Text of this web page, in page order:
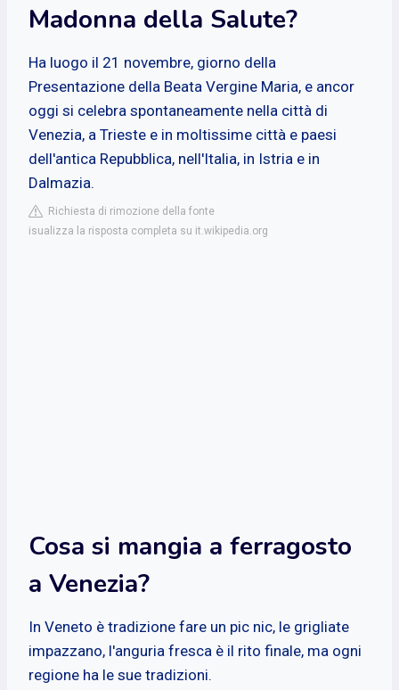
Madonna della Salute?
Ha luogo il 21 novembre, giorno della
Presentazione della Beata Vergine Maria, e ancor
oggi si celebra spontaneamente nella città di
Venezia, a Trieste e in moltissime città e paesi
dell'antica Repubblica, nell'Italia, in Istria e in
Dalmazia.
Richiesta di rimozione della fonte
isualizza la risposta completa su it.wikipedia.org
Cosa si mangia a ferragosto
a Venezia?
In Veneto è tradizione fare un pic nic, le grigliate
impazzano, l'anguria fresca è il rito finale, ma ogni
regione ha le sue tradizioni.